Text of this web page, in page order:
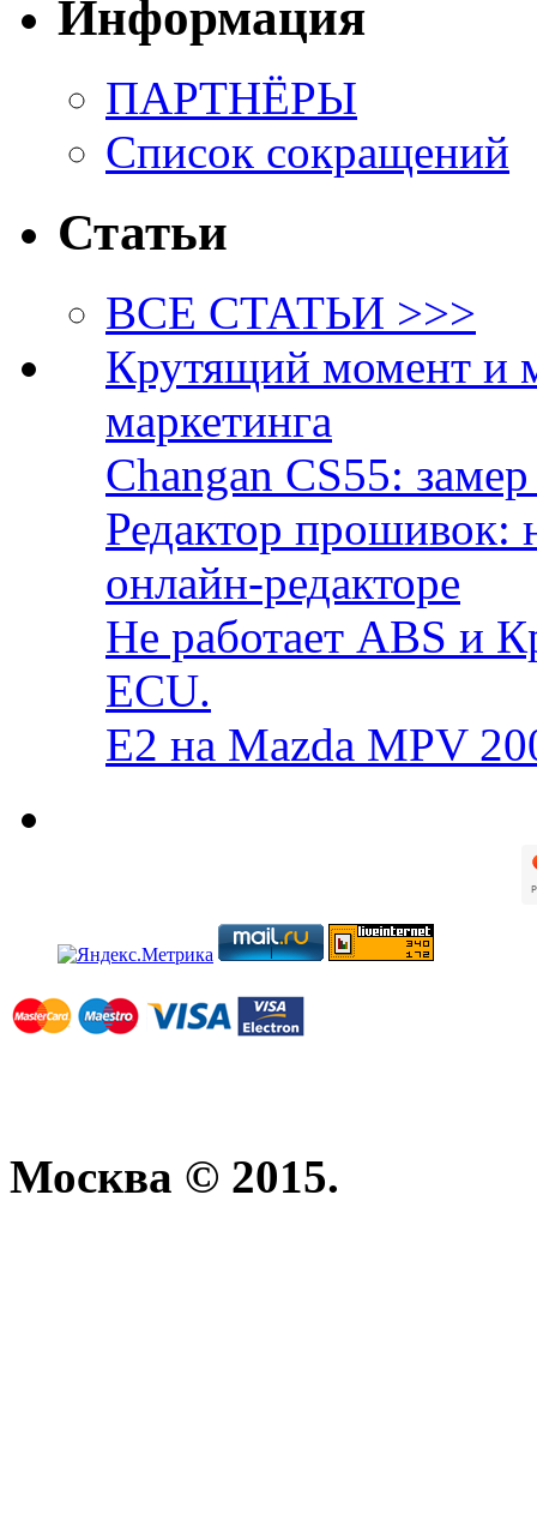
Информация
ПАРТНЁРЫ
Список сокращений
Статьи
ВСЕ СТАТЬИ >>>
Крутящий момент и
маркетинга
Changan CS55:
Редактор прошивок:
онлайн-редакторе
Не работает ABS и
ECU.
E2 на Mazda MPV
Москва © 2015.